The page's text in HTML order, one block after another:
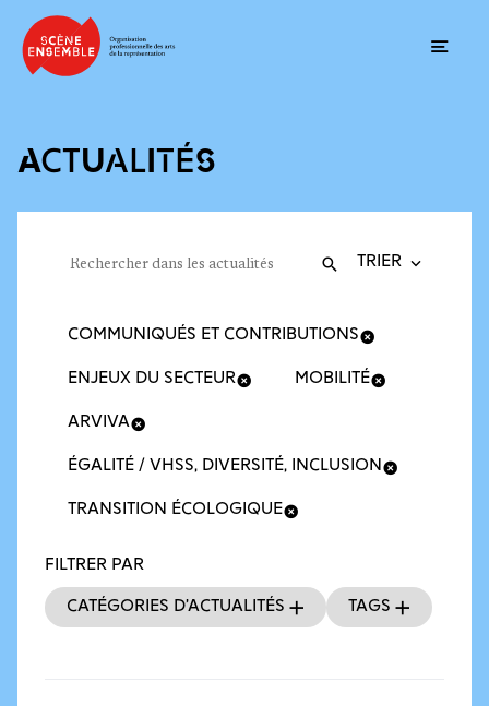
ACTUALITÉS
Recherche
Valider
FILTRER PAR
Catégories d’actualités Tags
COMMUNIQUÉS ET CONTRIBUTIONS
ENJEUX DU SECTEUR MOBILITÉ
ARVIVA
ÉGALITÉ / VHSS, DIVERSITÉ, INCLUSION
TRANSITION ÉCOLOGIQUE